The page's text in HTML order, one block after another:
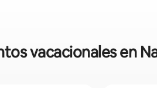
vacacionales en